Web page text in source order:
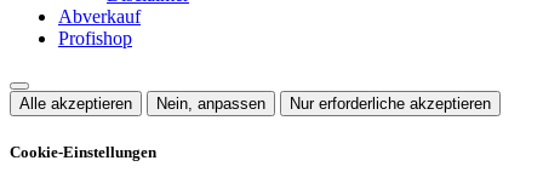
Abverkauf
Profishop
Alle akzeptieren Nein, anpassen Nur erforderliche akzeptieren
Cookie-Einstellungen